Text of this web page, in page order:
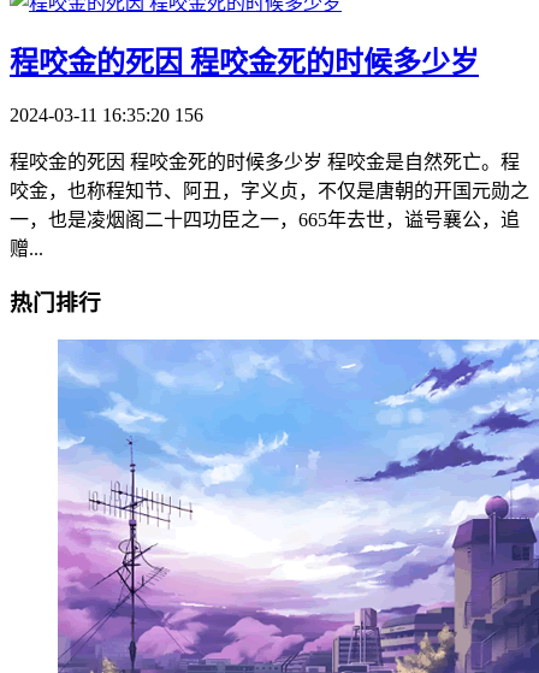
​程咬金的死因 程咬金死的时候多少岁
2024-03-11 16:35:20 156
程咬金的死因 程咬金死的时候多少岁 程咬金是自然死亡。程
咬金，也称程知节、阿丑，字义贞，不仅是唐朝的开国元勋之
一，也是凌烟阁二十四功臣之一，665年去世，谥号襄公，追
赠...
热门排行